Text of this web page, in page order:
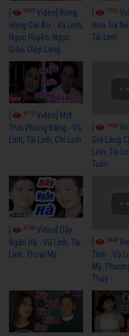
9059 Video] Bông
Hồng Cài Áo - Vũ Linh,
Ngọc Huyền, Ngọc
Giàu, Diệp Lang
7352
Hoa Trà
Tài Linh
4110 Video] Một
Thời Phóng Đãng - Vũ
Linh, Tài Linh, Chí Linh
3658
Gió Làng
Linh, Tài
Tuấn
3768 Video] Dãy
Ngân Hà - Vũ Linh, Tài
Linh, Thoại Mỹ
3440
Tình - Vũ
Mỹ,
Thủy